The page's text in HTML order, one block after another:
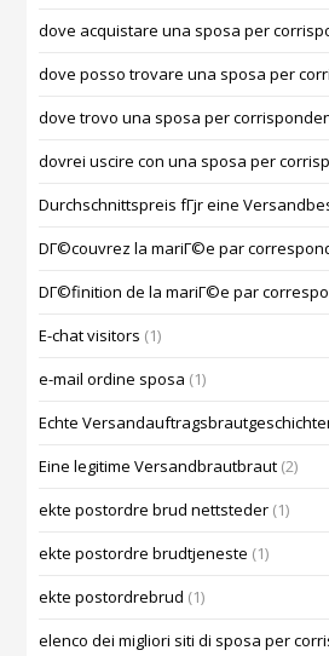
dove acquistare una sposa per
dove posso trovare una sposa per
dove trovo una sposa per
dovrei uscire con una sposa per
Durchschnittspreis fГјr eine
DГ©couvrez la mariГ©e par
DГ©finition de la mariГ©e par
E-chat visitors (1)
e-mail ordine sposa (1)
Echte
Eine legitime Versandbrautbraut (2)
ekte postordre brud nettsteder (1)
ekte postordre brudtjeneste (1)
ekte postordrebrud (1)
elenco dei migliori siti di sposa per